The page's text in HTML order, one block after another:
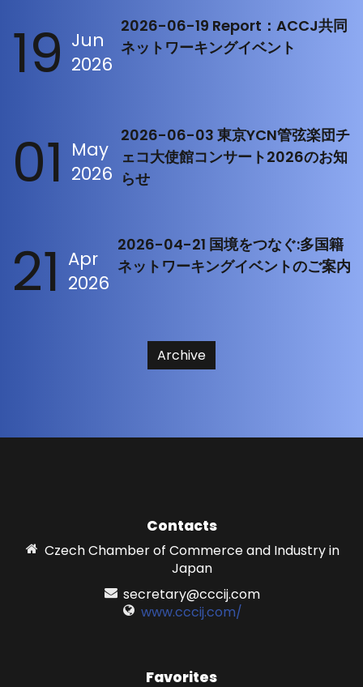
19 Jun
2026
2026-06-19 Report：ACCJ共同
ネットワーキングイベント
01 May
2026
2026-06-03 東京YCN管弦楽団チ
ェコ大使館コンサート2026のお知
らせ
21 Apr
2026
2026-04-21 国境をつなぐ:多国籍
ネットワーキングイベントのご案内
Archive
Contacts
Czech Chamber of Commerce and Industry in
Japan
secretary@cccij.com
www.cccij.com/
Favorites